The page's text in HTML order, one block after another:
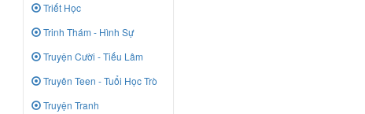
Triết Học
Trinh Thám - Hình Sự
Truyện Cười - Tiếu Lâm
Truyên Teen - Tuổi Học Trò
Truyện Tranh